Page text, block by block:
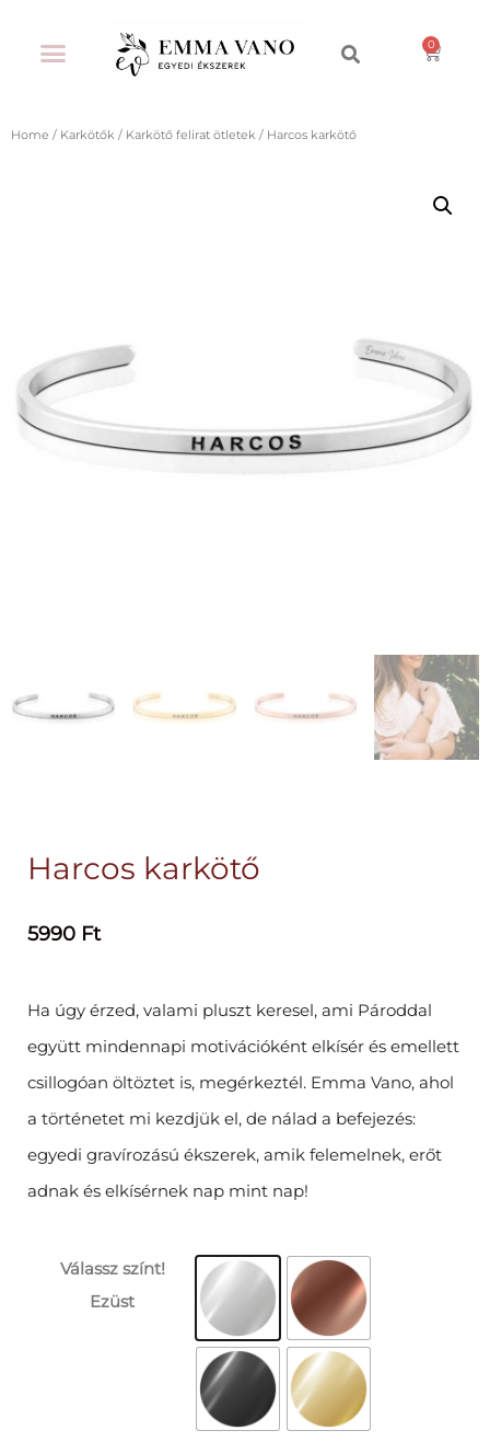
Home / Karkötők / Karkötő felirat ötletek / Harcos karkötő
Harcos karkötő
5990 Ft
Ha úgy érzed, valami pluszt keresel, ami Pároddal
együtt mindennapi motivációként elkísér és emellett
csillogóan öltöztet is, megérkeztél. Emma Vano, ahol
a történetet mi kezdjük el, de nálad a befejezés:
egyedi gravírozású ékszerek, amik felemelnek, erőt
adnak és elkísérnek nap mint nap!
Válassz színt!
Ezüst